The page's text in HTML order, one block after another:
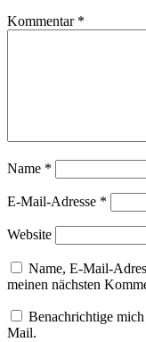
Kommentar *
Name *
E-Mail-Adresse *
Website
Name, E-Mail-
meinen nächsten
Benachrichtige
Mail.